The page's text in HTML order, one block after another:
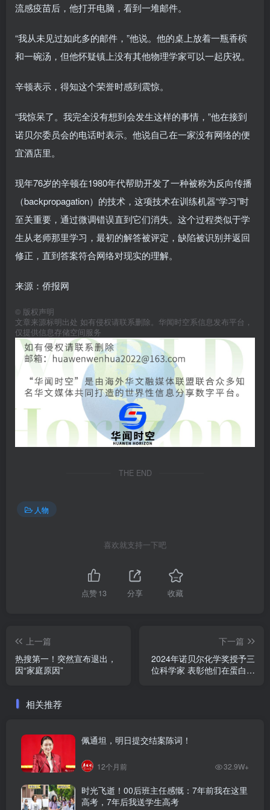
流感疫苗后，他打开电脑，看到一堆邮件。
“我从未见过如此多的邮件，”他说。他的桌上放着一瓶香槟
和一碗汤，但他怀疑镇上没有其他物理学家可以一起庆祝。
辛顿表示，得知这个荣誉时感到震惊。
“我惊呆了。我完全没有想到会发生这样的事情，”他在接到
诺贝尔委员会的电话时表示。他说自己在一家没有网络的便
宜酒店里。
现年76岁的辛顿在1980年代帮助开发了一种被称为反向传播
（backpropagation）的技术，这项技术在训练机器“学习”时
至关重要，通过微调错误直到它们消失。这个过程类似于学
生从老师那里学习，最初的解答被评定，缺陷被识别并返回
修正，直到答案符合网络对现实的理解。
来源：侨报网
© 版权声明
文章来源标明出处 如有侵权请联系删除。华闻时空系信息发布平台，
仅提供信息存储空间服务
THE END
人物
喜欢就支持一下吧
点赞13 分享 收藏
上一篇
热搜第一！突然宣布退出，
因“家庭原因”
下一篇
2024年诺贝尔化学奖授予三
位科学家 表彰他们在蛋白质
相关推荐
佩通坦，明日提交结案陈词！
12个月前 32.9W+
时光飞逝！00后班主任感慨：7年前我在这里
高考，7年后我送学生高考